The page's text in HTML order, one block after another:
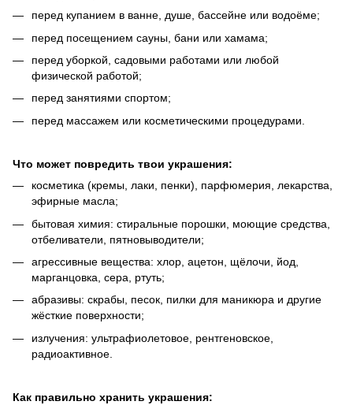
перед купанием в ванне, душе, бассейне или водоёме;
перед посещением сауны, бани или хамама;
перед уборкой, садовыми работами или любой
физической работой;
перед занятиями спортом;
перед массажем или косметическими процедурами.
Что может повредить твои украшения:
косметика (кремы, лаки, пенки), парфюмерия, лекарства,
эфирные масла;
бытовая химия: стиральные порошки, моющие средства,
отбеливатели, пятновыводители;
агрессивные вещества: хлор, ацетон, щёлочи, йод,
марганцовка, сера, ртуть;
абразивы: скрабы, песок, пилки для маникюра и другие
жёсткие поверхности;
излучения: ультрафиолетовое, рентгеновское,
радиоактивное.
Как правильно хранить украшения: